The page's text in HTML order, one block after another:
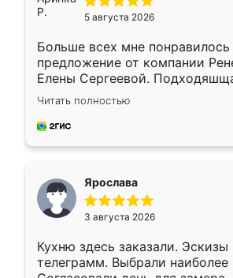
5 августа 2026
Больше всех мне понравилось
предложение от компании
Елены Сергеевой.
короткие сроки
для замера сотрудник
предложил по моему эскизу
Читать полностью
Ярослава
3 августа 2026
Кухню здесь заказали. Эскизы
телеграмм. Выбрали